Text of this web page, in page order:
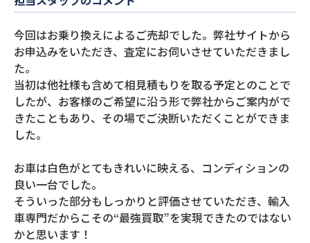
今回はお乗り換えによるご売却でした。弊社サイトから
お申込みをいただき、査定にお伺いさせていただきまし
た。
当初は他社様も含めて相見積もりを取る予定とのことで
したが、お客様のご希望に沿う形で弊社からご案内がで
きたこともあり、その場でご決断いただくことができま
した。
お車は白色がとてもきれいに映える、コンディションの
良い一台でした。
そういった部分もしっかりと評価させていただき、輸入
車専門だからこその“最強買取”を実現できたのではない
かと思います！